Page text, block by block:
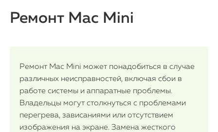
Ремонт Mac Mini
Ремонт Mac Mini может понадобиться в случае
различных неисправностей, включая сбои в
работе системы и аппаратные проблемы.
Владельцы могут столкнуться с проблемами
перегрева, зависаниями или отсутствием
изображения на экране. Замена жесткого